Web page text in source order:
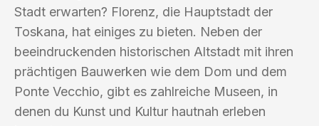
Stadt erwarten? Florenz, die Hauptstadt der
Toskana, hat einiges zu bieten. Neben der
beeindruckenden historischen Altstadt mit ihren
prächtigen Bauwerken wie dem Dom und dem
Ponte Vecchio, gibt es zahlreiche Museen, in
denen du Kunst und Kultur hautnah erleben